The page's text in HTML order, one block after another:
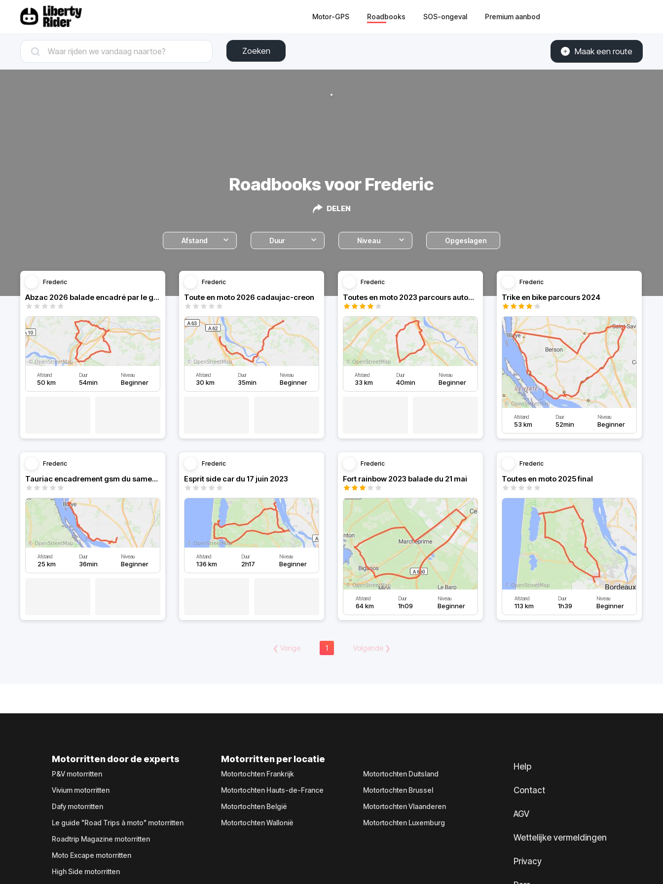
Motor-GPS Roadbooks SOS-ongeval Premium aanbod
Zoeken Maak een route
Roadbooks voor Frederic
DELEN
Afstand Duur Niveau Opgeslagen
Frederic
Abzac 2026 balade encadré par le gsm
Afstand
50 km
Duur
54min
Niveau
Beginner
Frederic
Toute en moto 2026 cadaujac-creon
Afstand
30 km
Duur
35min
Niveau
Beginner
Frederic
Toutes en moto 2023 parcours autour de cadaujac
Afstand
33 km
Duur
40min
Niveau
Beginner
Frederic
Trike en bike parcours 2024
Afstand
53 km
Duur
52min
Niveau
Beginner
Frederic
Tauriac encadrement gsm du samedi 2 août 2025
Afstand
25 km
Duur
36min
Niveau
Beginner
Frederic
Esprit side car du 17 juin 2023
Afstand
136 km
Duur
2h17
Niveau
Beginner
Frederic
Fort rainbow 2023 balade du 21 mai
Afstand
64 km
Duur
1h09
Niveau
Beginner
Frederic
Toutes en moto 2025 final
Afstand
113 km
Duur
1h39
Niveau
Beginner
❮ Vorige 1 Volgende❯
Motorritten door de experts
P&V motorritten
Vivium motorritten
Dafy motorritten
Le guide "Road Trips à moto" motorritten
Roadtrip Magazine motorritten
Moto Excape motorritten
High Side motorritten
Motorritten per locatie
Motortochten Frankrijk
Motortochten Hauts-de-France
Motortochten België
Motortochten Wallonië
Motortochten Duitsland
Motortochten Brussel
Motortochten Vlaanderen
Motortochten Luxemburg
Help
Contact
AGV
Wettelijke vermeldingen
Privacy